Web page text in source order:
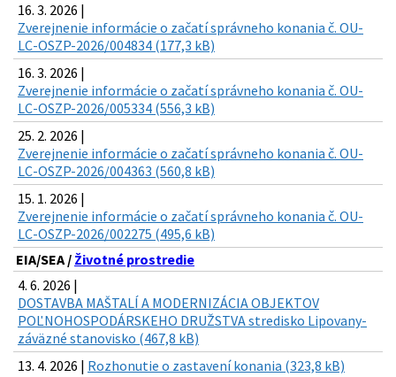
16. 3. 2026 |
Zverejnenie informácie o začatí správneho konania č. OU-
LC-OSZP-2026/004834 (177,3 kB)
16. 3. 2026 |
Zverejnenie informácie o začatí správneho konania č. OU-
LC-OSZP-2026/005334 (556,3 kB)
25. 2. 2026 |
Zverejnenie informácie o začatí správneho konania č. OU-
LC-OSZP-2026/004363 (560,8 kB)
15. 1. 2026 |
Zverejnenie informácie o začatí správneho konania č. OU-
LC-OSZP-2026/002275 (495,6 kB)
EIA/SEA / Životné prostredie
4. 6. 2026 |
DOSTAVBA MAŠTALÍ A MODERNIZÁCIA OBJEKTOV
POĽNOHOSPODÁRSKEHO DRUŽSTVA stredisko Lipovany-
záväzné stanovisko (467,8 kB)
13. 4. 2026 | Rozhonutie o zastavení konania (323,8 kB)